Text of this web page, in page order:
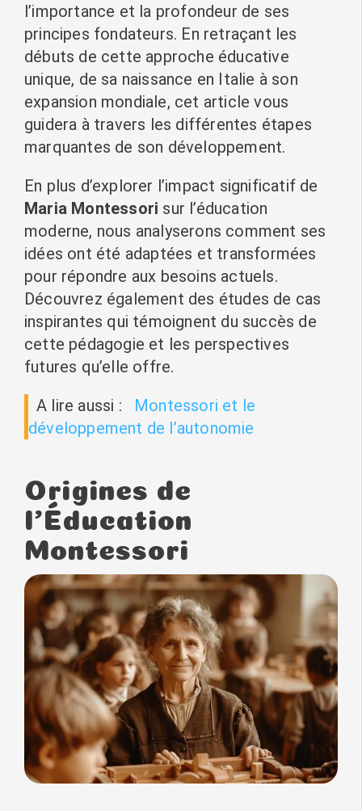
l’importance et la profondeur de ses
principes fondateurs. En retraçant les
débuts de cette approche éducative
unique, de sa naissance en Italie à son
expansion mondiale, cet article vous
guidera à travers les différentes étapes
marquantes de son développement.
En plus d’explorer l’impact significatif de
Maria Montessori sur l’éducation
moderne, nous analyserons comment ses
idées ont été adaptées et transformées
pour répondre aux besoins actuels.
Découvrez également des études de cas
inspirantes qui témoignent du succès de
cette pédagogie et les perspectives
futures qu’elle offre.
A lire aussi :
Montessori et le
développement de l’autonomie
Origines de
l’Éducation
Montessori